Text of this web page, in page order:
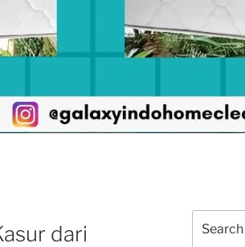
dari
for: